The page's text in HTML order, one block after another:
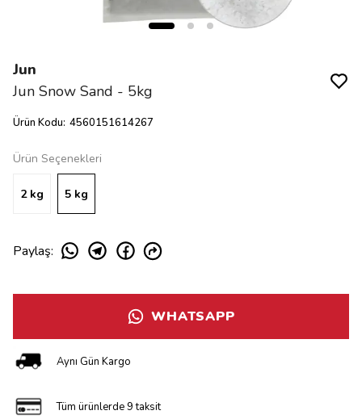
Jun
Jun Snow Sand - 5kg
Ürün Kodu: 4560151614267
Ürün Seçenekleri
2 kg 5 kg
Paylaş:
WHATSAPP
Aynı Gün Kargo
Tüm ürünlerde 9 taksit